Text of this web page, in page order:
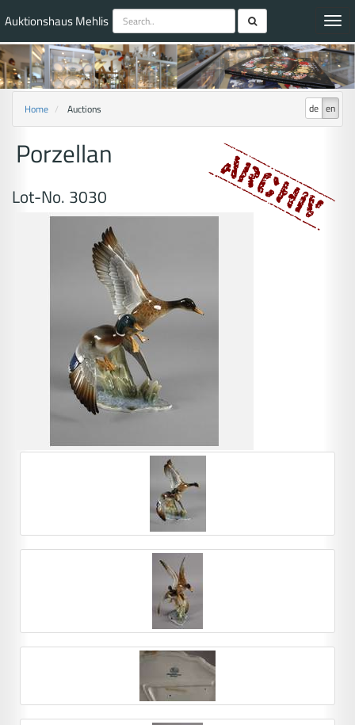
Auktionshaus Mehlis
de en
Home Auctions
Porzellan
Lot-No. 3030